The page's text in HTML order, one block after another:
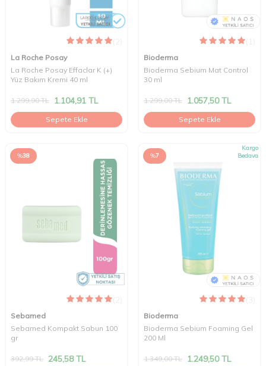
La Roche Posay
La Roche Posay Effaclar K (+)
Yüz Bakım Kremi 40 ml
1.299,90TL 1.104,91 TL
Sepete Ekle
Bioderma
Bioderma Sebium Mat Control
30 ml
1.299,00TL 1.057,50TL
Sepete Ekle
%38
Sebamed
Sebamed Kompakt Sabun 100
gr
392,99TL 245,58TL
%7
Kargo
Bedava
Bioderma
Bioderma Sebium Foaming Gel
200 Ml
1.349,00TL 1.249,50TL